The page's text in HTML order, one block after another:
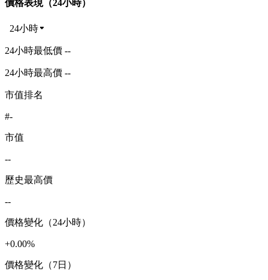
價格表現（24小時）
24小時
24小時最低價 --
24小時最高價 --
市值排名
#-
市值
--
歷史最高價
--
價格變化（24小時）
+0.00%
價格變化（7日）